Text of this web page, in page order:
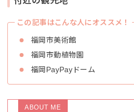
この記事はこんな人にオススメ！
福岡市美術館
福岡市動植物園
福岡PayPayドーム
ABOUT ME